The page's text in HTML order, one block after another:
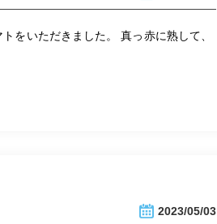
をいただきました。 真っ赤に熟して、
2023/05/03